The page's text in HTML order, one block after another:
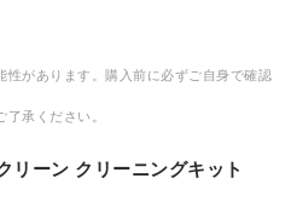
があります。購入前に必ずご自身で確認
承ください。
リーン クリーニングキット